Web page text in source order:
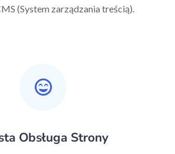
(System zarządzania treścią).
Obsługa Strony